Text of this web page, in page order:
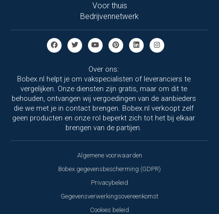
Voor thuis
Bedrijvennetwerk
Over ons:
Bobex.nl helpt je om vakspecialisten of leveranciers te
vergelijken. Onze diensten zijn gratis, maar om dit te
behouden, ontvangen wij vergoedingen van de aanbieders
die we met je in contact brengen. Bobex.nl verkoopt zelf
geen producten en onze rol beperkt zich tot het bij elkaar
brengen van de partijen.
Algemene voorwaarden
Bobex gegevensbescherming (GDPR)
Privacybeleid
Gegevensverwerkingsovereenkomst
Cookies beleid